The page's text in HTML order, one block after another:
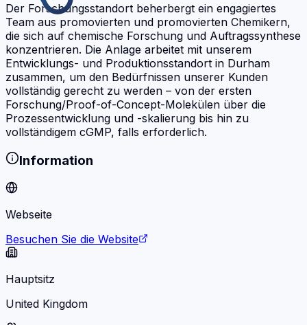
Der Forschungsstandort beherbergt ein engagiertes
Team aus promovierten und promovierten Chemikern,
die sich auf chemische Forschung und Auftragssynthese
konzentrieren. Die Anlage arbeitet mit unserem
Entwicklungs- und Produktionsstandort in Durham
zusammen, um den Bedürfnissen unserer Kunden
vollständig gerecht zu werden – von der ersten
Forschung/Proof-of-Concept-Molekülen über die
Prozessentwicklung und -skalierung bis hin zu
vollständigem cGMP, falls erforderlich.
Information
Webseite
Besuchen Sie die Website
Hauptsitz
United Kingdom